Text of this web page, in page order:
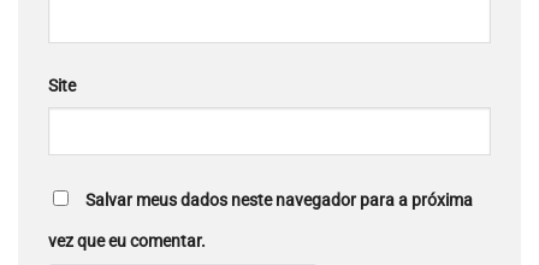
Site
Salvar meus dados neste navegador para a próxima
vez que eu comentar.